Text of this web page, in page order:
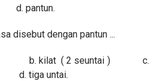
pantun.
disebut dengan pantun ...
b. kilat ( 2 seuntai ) c.
tiga untai.